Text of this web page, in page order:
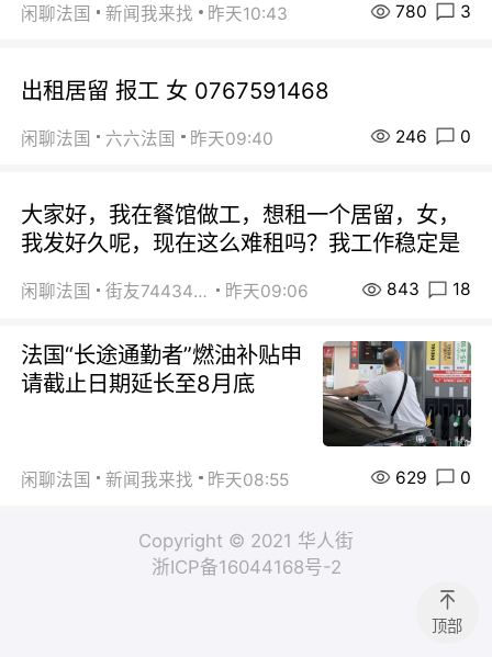
闲聊法国 新闻我来找 昨天10:43 780 3
出租居留 报工 女 0767591468
闲聊法国 六六法国 昨天09:40 246 0
大家好，我在餐馆做工，想租一个居留，女，
我发好久呢，现在这么难租吗？我工作稳定是
闲聊法国 街友74434350 昨天09:06 843 18
法国“长途通勤者”燃油补贴申
请截止日期延长至8月底
闲聊法国 新闻我来找 昨天08:55 629 0
Copyright © 2021 华人街
浙ICP备16044168号-2
顶部